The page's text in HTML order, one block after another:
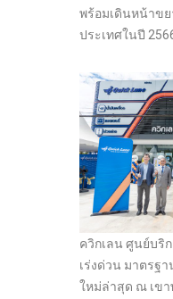
พร้อมเดินหน้าขย
ประเทศในปี
ควิกเลน ศูนย์บริ
เร่งด่วน มาตรฐ
ใหม่ล่าสุด ณ เข